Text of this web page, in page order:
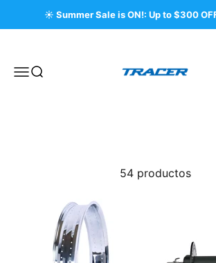
Ir al contenido☀️ Summer Sale is ON!: Up to $300
MenúBuscar
54 productos